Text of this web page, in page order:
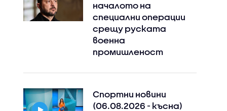
началото на
специални операции
срещу руската
военна
промишленост
Спортни новини
(06.08.2026 - късна)